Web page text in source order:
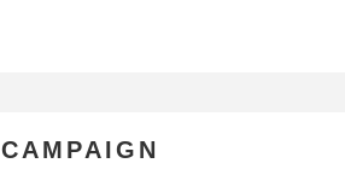
CAMPAIGN